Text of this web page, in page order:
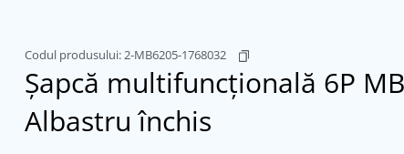
Codul produsului:2-MB6205-1768032
Șapcă multifuncțională 6P
Albastru închis